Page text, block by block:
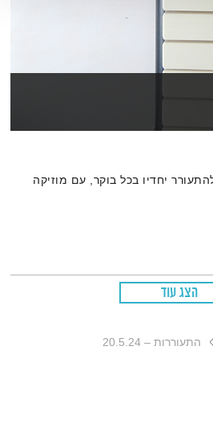
יחדיו בכל בוקר, עם מוזיקה
הצג עוד
התעוררות – 20.5.24